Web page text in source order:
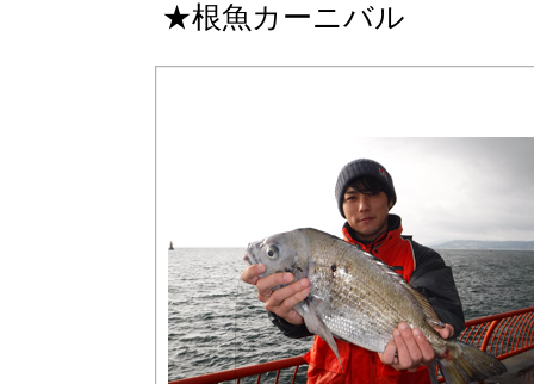
★根魚カーニバル